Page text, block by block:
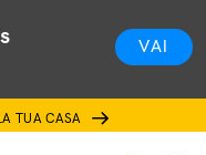
VAI
TUA CASA